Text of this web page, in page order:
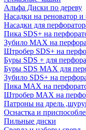
Альфа Диски по дереву
Насадки на реноватор и
Насадки для
Пика SDS+ на
Зубило MAX на
Штробер SDS+ на
Буры SDS + для
Буры SDS MAX для
Зубило SDS+ на
Пика MAX на
Штробер MAX на
Патроны на дрель
Оснастка и
Пильные диски